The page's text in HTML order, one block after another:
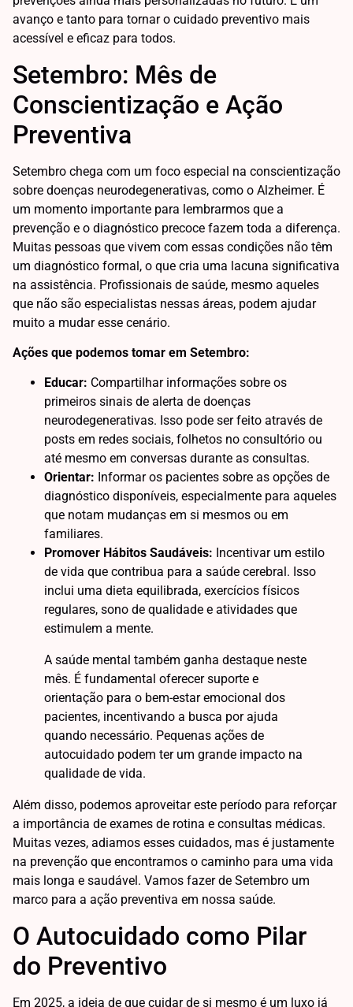
avanço e tanto para tornar o cuidado preventivo mais
acessível e eficaz para todos.
Setembro: Mês de
Conscientização e Ação
Preventiva
Setembro chega com um foco especial na conscientização
sobre doenças neurodegenerativas, como o Alzheimer. É
um momento importante para lembrarmos que a
prevenção e o diagnóstico precoce fazem toda a diferença.
Muitas pessoas que vivem com essas condições não têm
um diagnóstico formal, o que cria uma lacuna significativa
na assistência. Profissionais de saúde, mesmo aqueles
que não são especialistas nessas áreas, podem ajudar
muito a mudar esse cenário.
Ações que podemos tomar em Setembro:
Educar: Compartilhar informações sobre os
primeiros sinais de alerta de doenças
neurodegenerativas. Isso pode ser feito através de
posts em redes sociais, folhetos no consultório ou
até mesmo em conversas durante as consultas.
Orientar: Informar os pacientes sobre as opções de
diagnóstico disponíveis, especialmente para aqueles
que notam mudanças em si mesmos ou em
familiares.
Promover Hábitos Saudáveis: Incentivar um estilo
de vida que contribua para a saúde cerebral. Isso
inclui uma dieta equilibrada, exercícios físicos
regulares, sono de qualidade e atividades que
estimulem a mente.
A saúde mental também ganha destaque neste
mês. É fundamental oferecer suporte e
orientação para o bem-estar emocional dos
pacientes, incentivando a busca por ajuda
quando necessário. Pequenas ações de
autocuidado podem ter um grande impacto na
qualidade de vida.
Além disso, podemos aproveitar este período para reforçar
a importância de exames de rotina e consultas médicas.
Muitas vezes, adiamos esses cuidados, mas é justamente
na prevenção que encontramos o caminho para uma vida
mais longa e saudável. Vamos fazer de Setembro um
marco para a ação preventiva em nossa saúde.
O Autocuidado como Pilar
do Preventivo
Em 2025, a ideia de que cuidar de si mesmo é um luxo já